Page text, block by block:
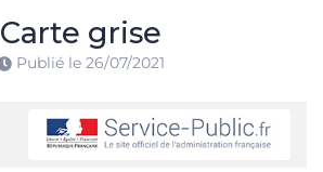
Carte grise
Publié le 26/07/2021